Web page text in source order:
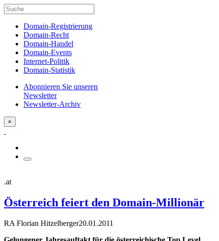
Domain-Registrierung
Domain-Recht
Domain-Handel
Domain-Events
Internet-Politik
Domain-Statistik
Abonnieren Sie unseren
Newsletter
Newsletter-Archiv
×
.at
Österreich feiert den Domain-Millionär
RA Florian Hitzelberger20.01.2011